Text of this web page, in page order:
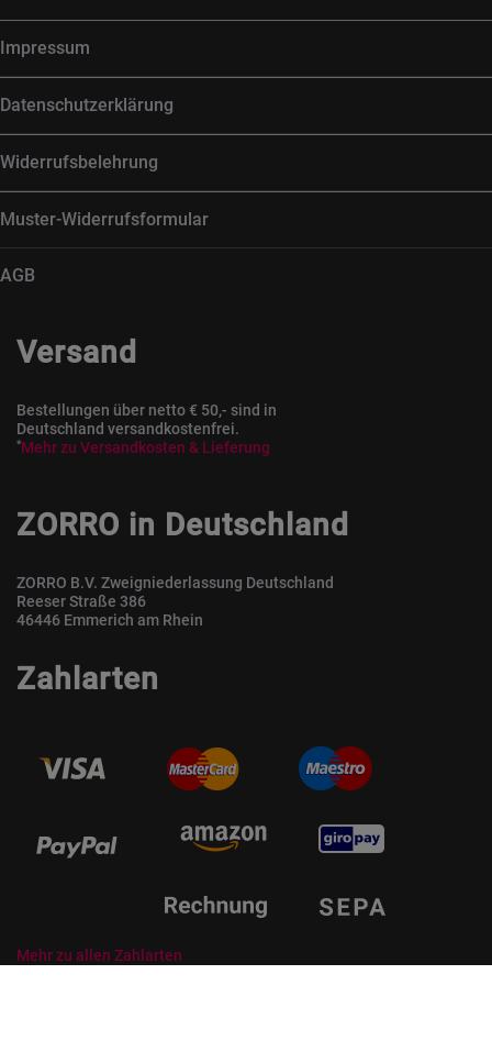
Impressum
Datenschutzerklärung
Widerrufsbelehrung
Muster-Widerrufsformular
AGB
Versand
Bestellungen über netto € 50,- sind in
Deutschland versandkostenfrei.
*Mehr zu Versandkosten & Lieferung
ZORRO in Deutschland
ZORRO B.V. Zweigniederlassung Deutschland
Reeser Straße 386
46446 Emmerich am Rhein
Zahlarten
Mehr zu allen Zahlarten